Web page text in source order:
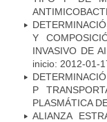
Y
INVASIVO DE
inicio: 2012-01-
P
PLASMÁTICA
ALIANZA